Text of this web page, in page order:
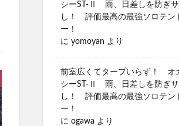
シーST-Ⅱ 雨、日差しを防ぎサ
し！ 評価最高の最強ソロテン
ー！
に yomoyan より
前室広くてタープいらず！ オ
シーST-Ⅱ 雨、日差しを防ぎサ
し！ 評価最高の最強ソロテン
ー！
に ogawa より